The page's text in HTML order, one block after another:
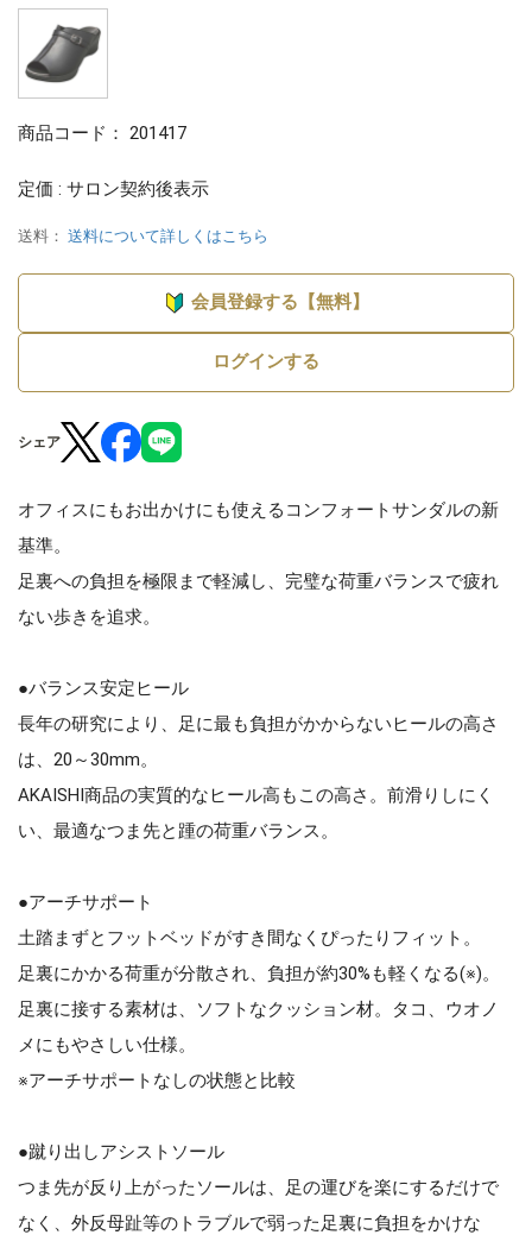
商品コード： 201417
定価 : サロン契約後表示
送料： 送料について詳しくはこちら
会員登録する【無料】
ログインする
シェア
オフィスにもお出かけにも使えるコンフォートサンダルの新
基準。
足裏への負担を極限まで軽減し、完璧な荷重バランスで疲れ
ない歩きを追求。
●バランス安定ヒール
長年の研究により、足に最も負担がかからないヒールの高さ
は、20～30mm。
AKAISHI商品の実質的なヒール高もこの高さ。前滑りしにく
い、最適なつま先と踵の荷重バランス。
●アーチサポート
土踏まずとフットベッドがすき間なくぴったりフィット。
足裏にかかる荷重が分散され、負担が約30%も軽くなる(※)。
足裏に接する素材は、ソフトなクッション材。タコ、ウオノ
メにもやさしい仕様。
※アーチサポートなしの状態と比較
●蹴り出しアシストソール
つま先が反り上がったソールは、足の運びを楽にするだけで
なく、外反母趾等のトラブルで弱った足裏に負担をかけな